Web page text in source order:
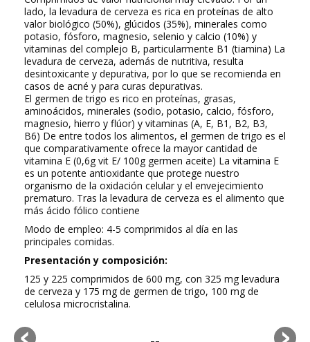
lado, la levadura de cerveza es rica en proteínas de alto
valor biológico (50%), glúcidos (35%), minerales como
potasio, fósforo, magnesio, selenio y calcio (10%) y
vitaminas del complejo B, particularmente B1 (tiamina) La
levadura de cerveza, además de nutritiva, resulta
desintoxicante y depurativa, por lo que se recomienda en
casos de acné y para curas depurativas.
El germen de trigo es rico en proteínas, grasas,
aminoácidos, minerales (sodio, potasio, calcio, fósforo,
magnesio, hierro y flúor) y vitaminas (A, E, B1, B2, B3,
B6) De entre todos los alimentos, el germen de trigo es el
que comparativamente ofrece la mayor cantidad de
vitamina E (0,6g vit E/ 100g germen aceite) La vitamina E
es un potente antioxidante que protege nuestro
organismo de la oxidación celular y el envejecimiento
prematuro. Tras la levadura de cerveza es el alimento que
más ácido fólico contiene
Modo de empleo: 4-5 comprimidos al día en las
principales comidas.
Presentación y composición:
125 y 225 comprimidos de 600 mg, con 325 mg levadura
de cerveza y 175 mg de germen de trigo, 100 mg de
celulosa microcristalina.